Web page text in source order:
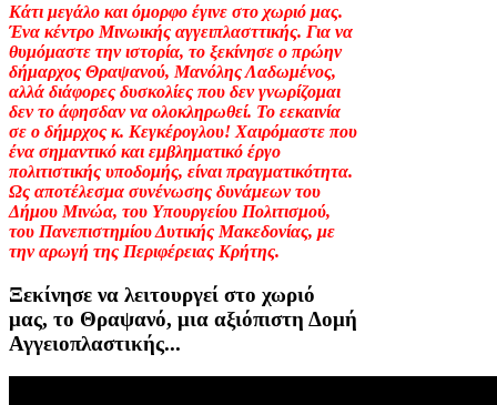
Κάτι μεγάλο και όμορφο έγινε στο χωριό μας.
Ένα κέντρο Μινωικής αγγειπλασττικής. Για να
θυμόμαστε την ιστορία, το ξεκίνησε ο πρώην
δήμαρχος Θραψανού, Μανόλης Λαδωμένος,
αλλά διάφορες δυσκολίες που δεν γνωρίζομαι
δεν το άφησδαν να ολοκληρωθεί. Το εεκαινία
σε ο δήμρχος κ. Κεγκέρογλου! Χαιρόμαστε που
ένα σημαντικό και εμβληματικό έργο
πολιτιστικής υποδομής, είναι πραγματικότητα.
Ως αποτέλεσμα συνένωσης δυνάμεων του
Δήμου Μινώα, του Υπουργείου Πολιτισμού,
του Πανεπιστημίου Δυτικής Μακεδονίας, με
την αρωγή της Περιφέρειας Κρήτης.
Ξεκίνησε να λειτουργεί στο χωριό
μας, το Θραψανό, μια αξιόπιστη Δομή
Αγγειοπλαστικής...